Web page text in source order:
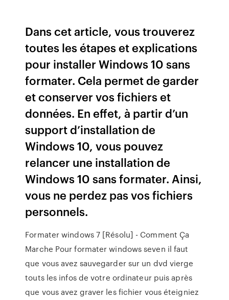
Dans cet article, vous trouverez
toutes les étapes et explications
pour installer Windows 10 sans
formater. Cela permet de garder
et conserver vos fichiers et
données. En effet, à partir d’un
support d’installation de
Windows 10, vous pouvez
relancer une installation de
Windows 10 sans formater. Ainsi,
vous ne perdez pas vos fichiers
personnels.
Formater windows 7 [Résolu] - Comment Ça
Marche Pour formater windows seven il faut
que vous avez sauvegarder sur un dvd vierge
touts les infos de votre ordinateur puis après
que vous avez graver les fichier vous éteigniez